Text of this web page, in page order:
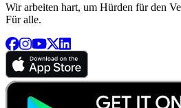
Wir arbeiten hart, um Hürden für den
Für alle.